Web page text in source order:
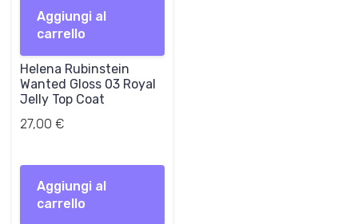
Aggiungi al
carrello
Helena Rubinstein
Wanted Gloss 03 Royal
Jelly Top Coat
27,00 €
Aggiungi al
carrello